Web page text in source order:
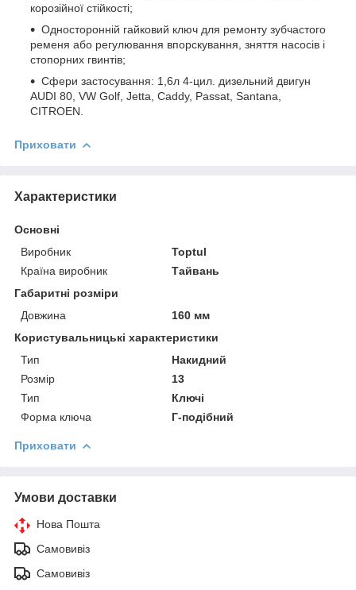
корозійної стійкості;
Односторонній гайковий ключ для ремонту зубчастого
ременя або регулювання впорскування, зняття насосів і
стопорних гвинтів;
Сфери застосування: 1,6л 4-цил. дизельний двигун
AUDI 80, VW Golf, Jetta, Caddy, Passat, Santana,
CITROEN.
Приховати
Характеристики
Основні
Виробник
Toptul
Країна виробник
Тайвань
Габаритні розміри
Довжина
160 мм
Користувальницькі характеристики
Тип
Накидний
Розмір
13
Тип
Ключі
Форма ключа
Г-подібний
Приховати
Умови доставки
Нова Пошта
Самовивіз
Самовивіз